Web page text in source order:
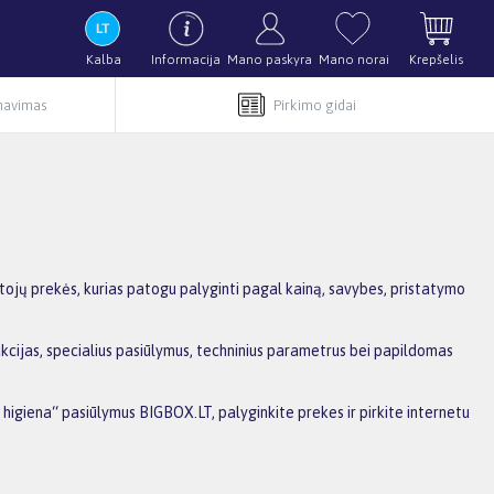
Kalba Informacija Mano paskyra Mano norai Krepšelis
Pirkimo gidai
prekės, kurias patogu palyginti pagal kainą, savybes, pristatymo
specialius pasiūlymus, techninius parametrus bei papildomas
pasiūlymus BIGBOX.LT, palyginkite prekes ir pirkite internetu